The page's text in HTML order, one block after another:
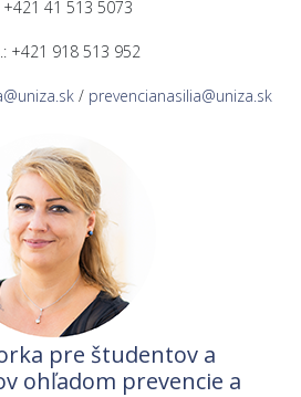
+421 41 513 5073
+421 918 513 952
/ prevencianasilia@uniza.sk
pre študentov a
ohľadom prevencie a